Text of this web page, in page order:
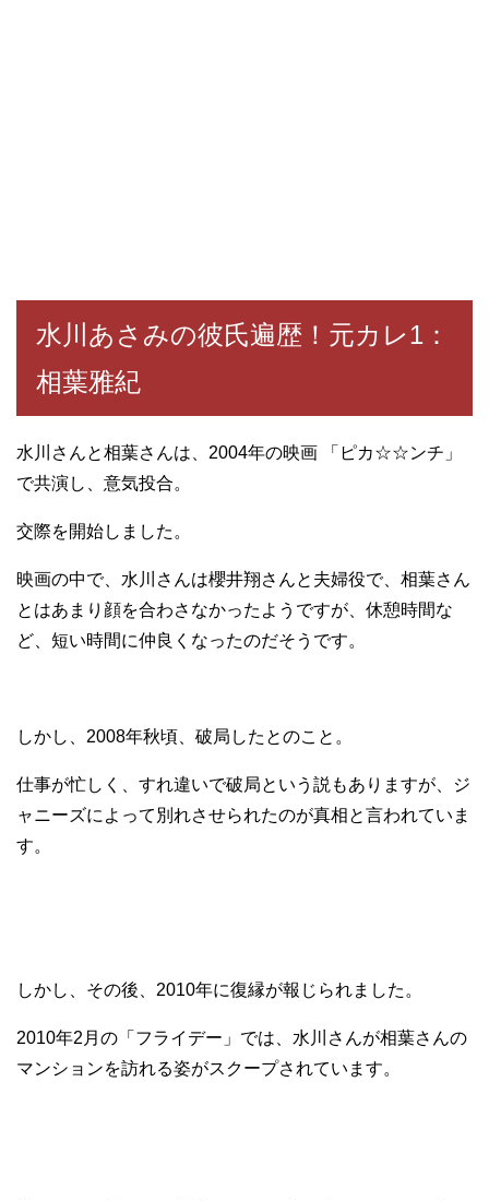
水川あさみの彼氏遍歴！元カレ1：
相葉雅紀
水川さんと相葉さんは、2004年の映画 「ピカ☆☆ンチ」
で共演し、意気投合。
交際を開始しました。
映画の中で、水川さんは櫻井翔さんと夫婦役で、相葉さん
とはあまり顔を合わさなかったようですが、休憩時間な
ど、短い時間に仲良くなったのだそうです。
しかし、2008年秋頃、破局したとのこと。
仕事が忙しく、すれ違いで破局という説もありますが、ジ
ャニーズによって別れさせられたのが真相と言われていま
す。
しかし、その後、2010年に復縁が報じられました。
2010年2月の「フライデー」では、水川さんが相葉さんの
マンションを訪れる姿がスクープされています。